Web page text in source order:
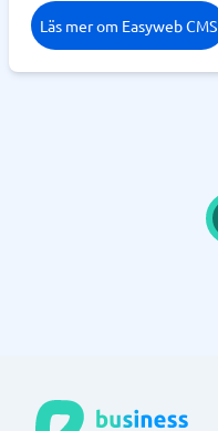
Läs mer om Easyweb CMS